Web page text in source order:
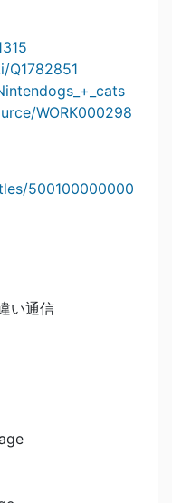
WORK000298
500100000000
い通信